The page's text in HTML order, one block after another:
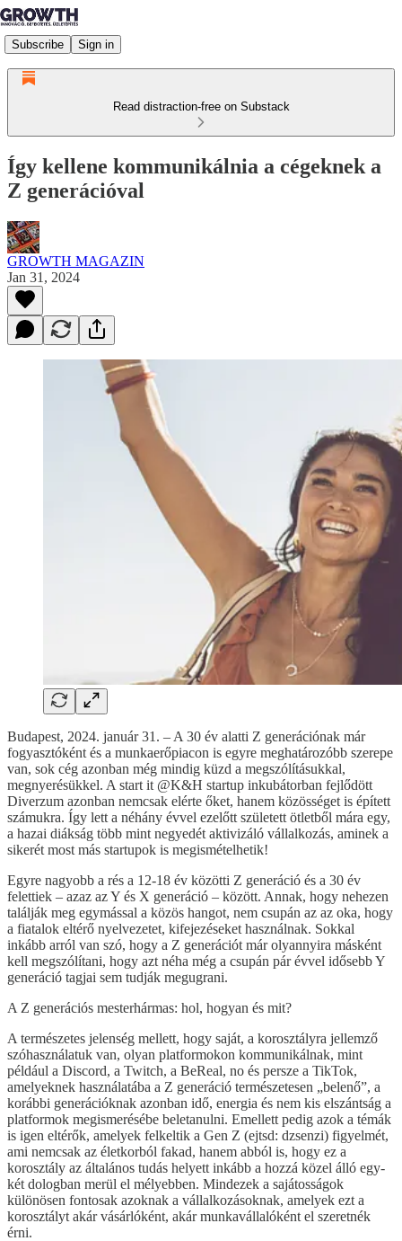
Subscribe Sign in
Read distraction-free on Substack
Így kellene kommunikálnia a cégeknek a
Z generációval
GROWTH MAGAZIN
Jan 31, 2024
Budapest, 2024. január 31. – A 30 év alatti Z generációnak már
fogyasztóként és a munkaerőpiacon is egyre meghatározóbb szerepe
van, sok cég azonban még mindig küzd a megszólításukkal,
megnyerésükkel. A start it @K&H startup inkubátorban fejlődött
Diverzum azonban nemcsak elérte őket, hanem közösséget is épített
számukra. Így lett a néhány évvel ezelőtt született ötletből mára egy,
a hazai diákság több mint negyedét aktivizáló vállalkozás, aminek a
sikerét most más startupok is megismételhetik!
Egyre nagyobb a rés a 12-18 év közötti Z generáció és a 30 év
felettiek – azaz az Y és X generáció – között. Annak, hogy nehezen
találják meg egymással a közös hangot, nem csupán az az oka, hogy
a fiatalok eltérő nyelvezetet, kifejezéseket használnak. Sokkal
inkább arról van szó, hogy a Z generációt már olyannyira másként
kell megszólítani, hogy azt néha még a csupán pár évvel idősebb Y
generáció tagjai sem tudják megugrani.
A Z generációs mesterhármas: hol, hogyan és mit?
A természetes jelenség mellett, hogy saját, a korosztályra jellemző
szóhasználatuk van, olyan platformokon kommunikálnak, mint
például a Discord, a Twitch, a BeReal, no és persze a TikTok,
amelyeknek használatába a Z generáció természetesen „belenő”, a
korábbi generációknak azonban idő, energia és nem kis elszántság a
platformok megismerésébe beletanulni. Emellett pedig azok a témák
is igen eltérők, amelyek felkeltik a Gen Z (ejtsd: dzsenzi) figyelmét,
ami nemcsak az életkorból fakad, hanem abból is, hogy ez a
korosztály az általános tudás helyett inkább a hozzá közel álló egy-
két dologban merül el mélyebben. Mindezek a sajátosságok
különösen fontosak azoknak a vállalkozásoknak, amelyek ezt a
korosztályt akár vásárlóként, akár munkavállalóként el szeretnék
érni.